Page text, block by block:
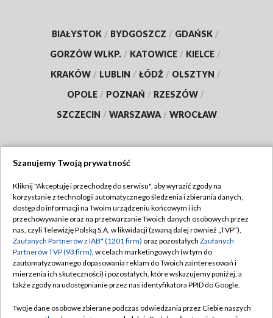
BIAŁYSTOK / BYDGOSZCZ / GDAŃSK /
GORZÓW WLKP. / KATOWICE / KIELCE /
KRAKÓW / LUBLIN / ŁÓDŹ / OLSZTYN /
OPOLE / POZNAŃ / RZESZÓW /
SZCZECIN / WARSZAWA / WROCŁAW
TVP
Abonament TVP
Emisja w TVP
Centrum informacji TVP
Naziemna Telewizja Cyfrowa
Regulamin TVP
Polityka prywatności
Moje zgody
Pomoc
Szanujemy Twoją prywatność
Kliknij "Akceptuję i przechodzę do serwisu", aby wyrazić zgody na
korzystanie z technologii automatycznego śledzenia i zbierania danych,
dostęp do informacji na Twoim urządzeniu końcowym i ich
przechowywanie oraz na przetwarzanie Twoich danych osobowych przez
nas, czyli Telewizję Polską S.A. w likwidacji (zwaną dalej również „TVP”),
Zaufanych Partnerów z IAB* (1201 firm) oraz pozostałych Zaufanych
Partnerów TVP (93 firm), w celach marketingowych (w tym do
zautomatyzowanego dopasowania reklam do Twoich zainteresowań i
mierzenia ich skuteczności) i pozostałych, które wskazujemy poniżej, a
także zgody na udostępnianie przez nas identyfikatora PPID do Google.
Twoje dane osobowe zbierane podczas odwiedzania przez Ciebie naszych